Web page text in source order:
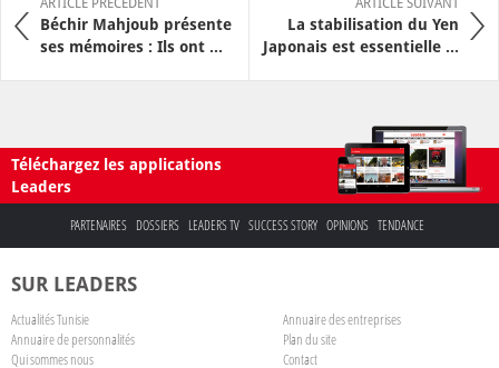
Béchir Mahjoub présente
ses mémoires : Ils ont ...
La stabilisation du Yen
Japonais est essentielle ...
Téléchargez les applications
Leaders
PARTENAIRES DOSSIERS LEADERS TV SUCCESS STORY OPINIONS TENDANCE
SUR LEADERS
Actualités Tunisie
Annuaire des entreprises
Annuaire de personnalités
Plan du site
Qui sommes nous
Contact